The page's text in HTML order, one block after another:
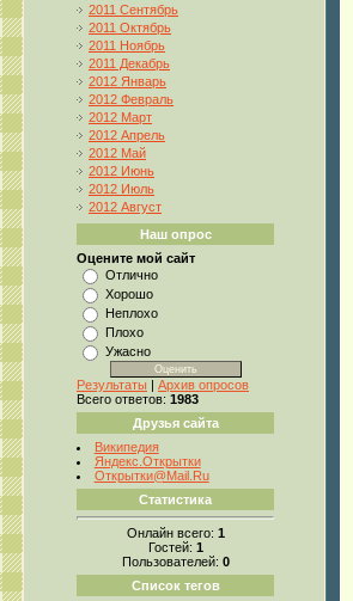
2011 Сентябрь
2011 Октябрь
2011 Ноябрь
2011 Декабрь
2012 Январь
2012 Февраль
2012 Март
2012 Апрель
2012 Май
2012 Июнь
2012 Июль
2012 Август
Наш опрос
Оцените мой сайт
Отлично
Хорошо
Неплохо
Плохо
Ужасно
Результаты | Архив опросов
Всего ответов: 1983
Друзья сайта
Википедия
Яндекс.Открытки
Открытки@Mail.Ru
Статистика
Онлайн всего: 1
Гостей: 1
Пользователей: 0
Список тегов